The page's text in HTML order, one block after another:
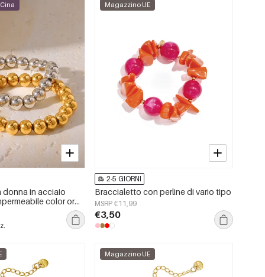
donna in acciaio
color oro
Magazzino UE
2-5 GIORNI
Braccialetto con perline di vario tipo
MSRP €11,99
€3,50
Magazzino UE